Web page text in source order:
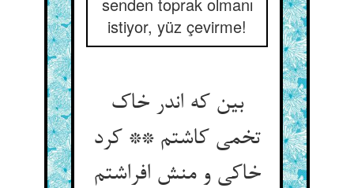
istiyor, yüz çevirme!
بین که اندر خاک
تخمی کاشتم ** کرد
خاکی و منش افراشتم